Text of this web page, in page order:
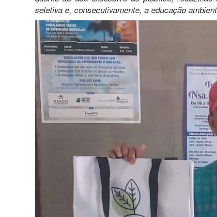
seletiva e, consecutivamente, a educação